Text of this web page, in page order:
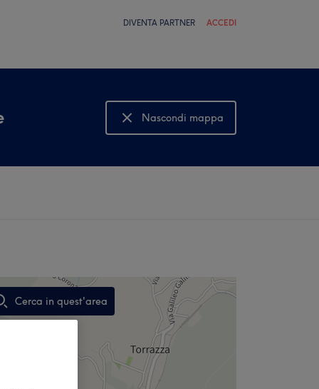
DIVENTA PARTNER ACCEDI
Nascondi mappa
Mostra mappa
Cerca in quest'area
,